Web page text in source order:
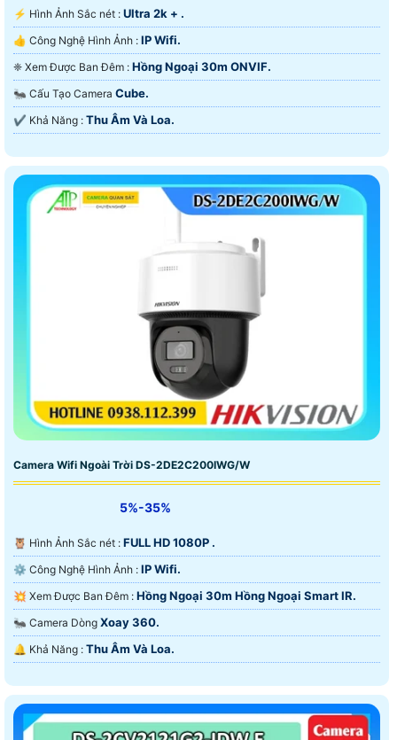
️⚡ Hình Ảnh Sắc nét : Ultra 2k + .
👍 Công Nghệ Hình Ảnh : IP Wifi.
❈ Xem Được Ban Đêm : Hồng Ngoại 30m ONVIF.
🐜 Cấu Tạo Camera Cube.
️✔️ Khả Năng : Thu Âm Và Loa.
Camera Wifi Ngoài Trời DS-2DE2C200IWG/W
5%-35%
🦉 Hình Ảnh Sắc nét : FULL HD 1080P .
⚙ Công Nghệ Hình Ảnh : IP Wifi.
💥 Xem Được Ban Đêm : Hồng Ngoại 30m Hồng Ngoại Smart IR.
🐜 Camera Dòng Xoay 360.
️🔔 Khả Năng : Thu Âm Và Loa.